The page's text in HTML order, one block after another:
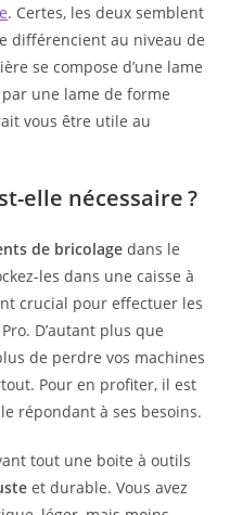
. Certes, les deux semblent
différencient au niveau de
se compose d’une lame
une lame de forme
vous être utile au
elle nécessaire ?
de bricolage dans le
les dans une caisse à
crucial pour effectuer les
D’autant plus que
de perdre vos machines
Pour en profiter, il est
répondant à ses besoins.
tout une boite à outils
et durable. Vous avez